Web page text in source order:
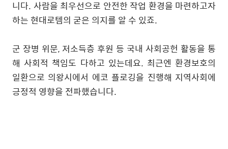
니다. 사람을 최우선으로 안전한 작업 환경을 마련하고자
하는 현대로템의 굳은 의지를 알 수 있죠.
군 장병 위문, 저소득층 후원 등 국내 사회공헌 활동을 통
해 사회적 책임도 다하고 있는데요. 최근엔 환경보호의
일환으로 의왕시에서 에코 플로깅을 진행해 지역사회에
긍정적 영향을 전파했습니다.